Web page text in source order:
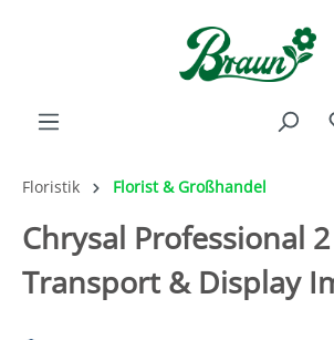
Floristik Florist & Großhandel
Chrysal Professional 2
Transport & Display